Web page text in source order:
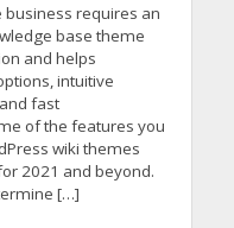
business requires an
base theme
and helps
intuitive
fast
of the features you
wiki themes
2021 and beyond.
[…]